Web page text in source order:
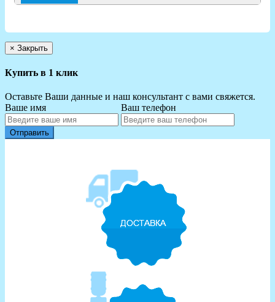
× Закрыть
Купить в 1 клик
Оставьте Ваши данные и наш консультант с вами свяжется.
Ваше имя
Ваш телефон
Отправить